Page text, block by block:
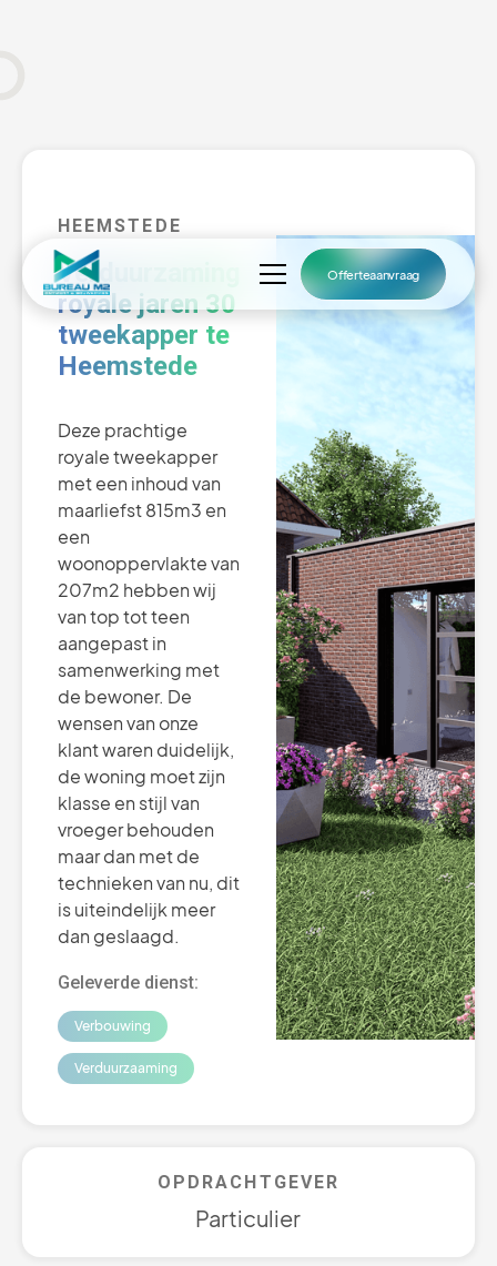
Offerteaanvraag
HEEMSTEDE
Verduurzaming
royale jaren 30
tweekapper te
Heemstede
Deze prachtige
royale tweekapper
met een inhoud van
maarliefst 815m3 en
een
woonoppervlakte van
207m2 hebben wij
van top tot teen
aangepast in
samenwerking met
de bewoner. De
wensen van onze
klant waren duidelijk,
de woning moet zijn
klasse en stijl van
vroeger behouden
maar dan met de
technieken van nu, dit
is uiteindelijk meer
dan geslaagd.
Geleverde dienst:
Verbouwing
Verduurzaaming
OPDRACHTGEVER
Particulier